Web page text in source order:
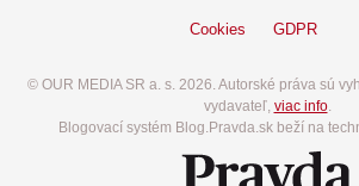
Cookies GDPR
© OUR MEDIA SR a. s. 2026. Autorské práva sú
vydavateľ, viac info.
Blogovací systém Blog.Pravda.sk beží na